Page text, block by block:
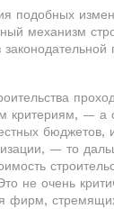
подобных
механизм
критериям, — а
бюджетов,
— то
не очень
фирм,